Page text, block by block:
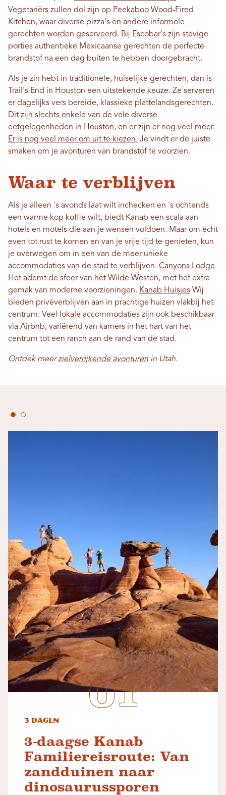
Vegetariërs zullen dol zijn op Peekaboo Wood-Fired
Kitchen, waar diverse pizza's en andere informele
gerechten worden geserveerd. Bij Escobar's zijn stevige
porties authentieke Mexicaanse gerechten de perfecte
brandstof na een dag buiten te hebben doorgebracht.
Als je zin hebt in traditionele, huiselijke gerechten, dan is
Trail's End in Houston een uitstekende keuze. Ze serveren
er dagelijks vers bereide, klassieke plattelandsgerechten.
Dit zijn slechts enkele van de vele diverse
eetgelegenheden in Houston, en er zijn er nog veel meer.
Er is nog veel meer om uit te kiezen. Je vindt er de juiste
smaken om je avonturen van brandstof te voorzien.
Waar te verblijven
Als je alleen 's avonds laat wilt inchecken en 's ochtends
een warme kop koffie wilt, biedt Kanab een scala aan
hotels en motels die aan je wensen voldoen. Maar om echt
even tot rust te komen en van je vrije tijd te genieten, kun
je overwegen om in een van de meer unieke
accommodaties van de stad te verblijven. Canyons Lodge
Het ademt de sfeer van het Wilde Westen, met het extra
gemak van moderne voorzieningen. Kanab Huisjes Wij
bieden privéverblijven aan in prachtige huizen vlakbij het
centrum. Veel lokale accommodaties zijn ook beschikbaar
via Airbnb, variërend van kamers in het hart van het
centrum tot een ranch aan de rand van de stad.
Ontdek meerzielverrijkende avonturen in Utah.
3 dagen
3-daagse Kanab
Familiereisroute: Van
zandduinen naar
dinosaurussporen